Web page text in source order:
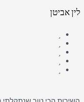
לין אביטן